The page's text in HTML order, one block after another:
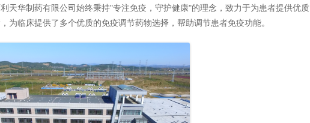
华制药有限公司始终秉持"专注免疫，守护健康"的理念，致力于为患者提供优质
为临床提供了多个优质的免疫调节药物选择，帮助调节患者免疫功能。